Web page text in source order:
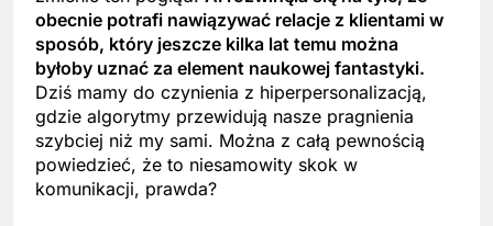
obecnie potrafi nawiązywać relacje z klientami w
sposób, który jeszcze kilka lat temu można
byłoby uznać za element naukowej fantastyki.
Dziś mamy do czynienia z hiperpersonalizacją,
gdzie algorytmy przewidują nasze pragnienia
szybciej niż my sami. Można z całą pewnością
powiedzieć, że to niesamowity skok w
komunikacji, prawda?